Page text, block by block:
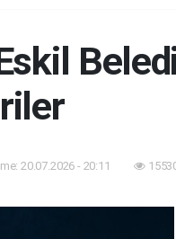
20.07.2026 - 20:11